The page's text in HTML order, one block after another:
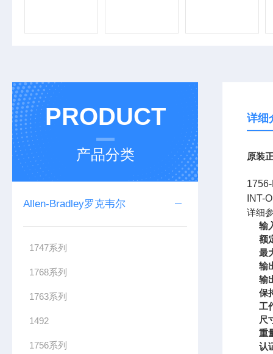
PRODUCT
产品分类
Allen-Bradley罗克韦尔
1747系列
1768系列
1763系列
1492
1756系列
详细
原装
INT-
详细
输
额
最
输
输
保
工
尺
重
认